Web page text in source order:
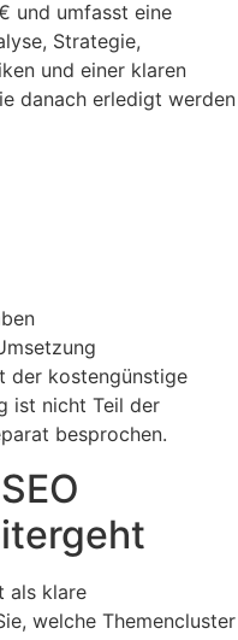
und umfasst eine
Strategie,
und einer klaren
danach erledigt werden
der kostengünstige
ist nicht Teil der
besprochen.
als klare
welche Themencluster